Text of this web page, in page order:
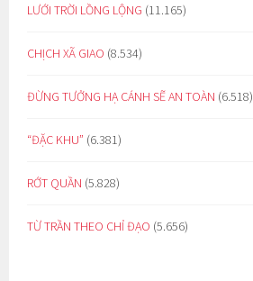
LƯỚI TRỜI LỒNG LỘNG (11.165)
CHỊCH XÃ GIAO (8.534)
ĐỪNG TƯỞNG HẠ CÁNH SẼ AN TOÀN (6.518)
“ĐẶC KHU” (6.381)
RỚT QUẦN (5.828)
TỪ TRẦN THEO CHỈ ĐẠO (5.656)